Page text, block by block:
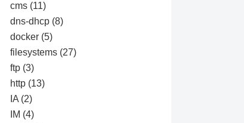
cms (11)
dns-dhcp (8)
docker (5)
filesystems (27)
ftp (3)
http (13)
IA (2)
IM (4)